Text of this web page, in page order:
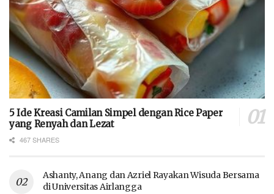
5 Ide Kreasi Camilan Simpel dengan Rice Paper
yang Renyah dan Lezat
467 SHARES
Ashanty, Anang dan Azriel Rayakan Wisuda Bersama
di Universitas Airlangga